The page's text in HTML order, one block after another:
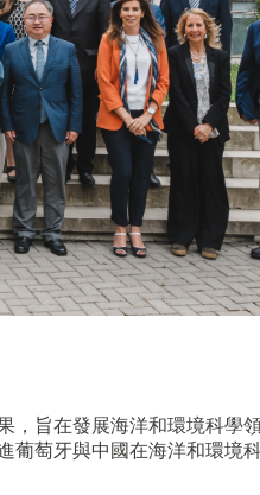
，旨在發展海洋和環境科學
葡萄牙與中國在海洋和環境